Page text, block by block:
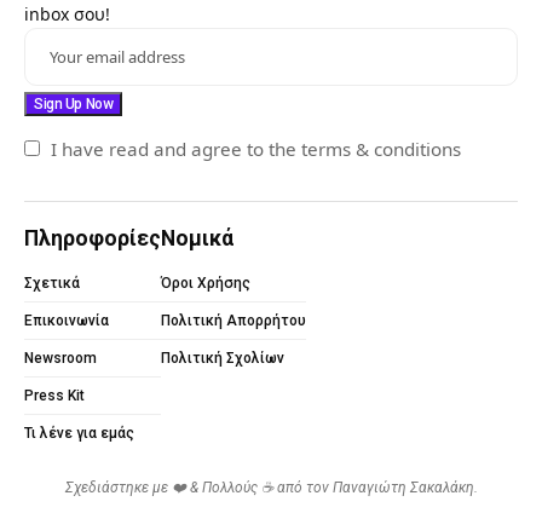
inbox σου!
I have read and agree to the terms & conditions
Πληροφορίες
Σχετικά
Επικοινωνία
Newsroom
Press Kit
Τι λένε για εμάς
Νομικά
Όροι Χρήσης
Πολιτική Απορρήτου
Πολιτική Σχολίων
Σχεδιάστηκε με ❤️ & Πολλούς ☕ από τον Παναγιώτη Σακαλάκη